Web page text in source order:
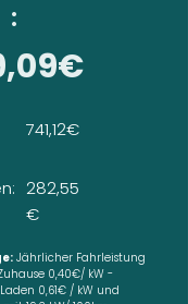
:
741,12€
282,55
€
Jährlicher Fahrleistung
0,40€/ kW -
0,61€ / kW und